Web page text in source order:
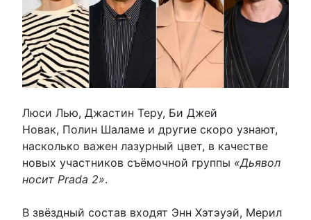
Люси Лью, Джастин Теру, Би Джей
Новак, Полин Шаламе и другие скоро узнают,
насколько важен лазурный цвет, в качестве
новых участников съёмочной группы «Дьявол
носит Prada 2».
В звёздный состав входят Энн Хэтэуэй, Мерил